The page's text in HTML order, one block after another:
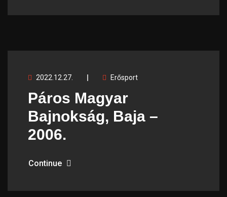
2022.12.27. Erősport
Páros Magyar
Bajnokság, Baja –
2006.
Continue